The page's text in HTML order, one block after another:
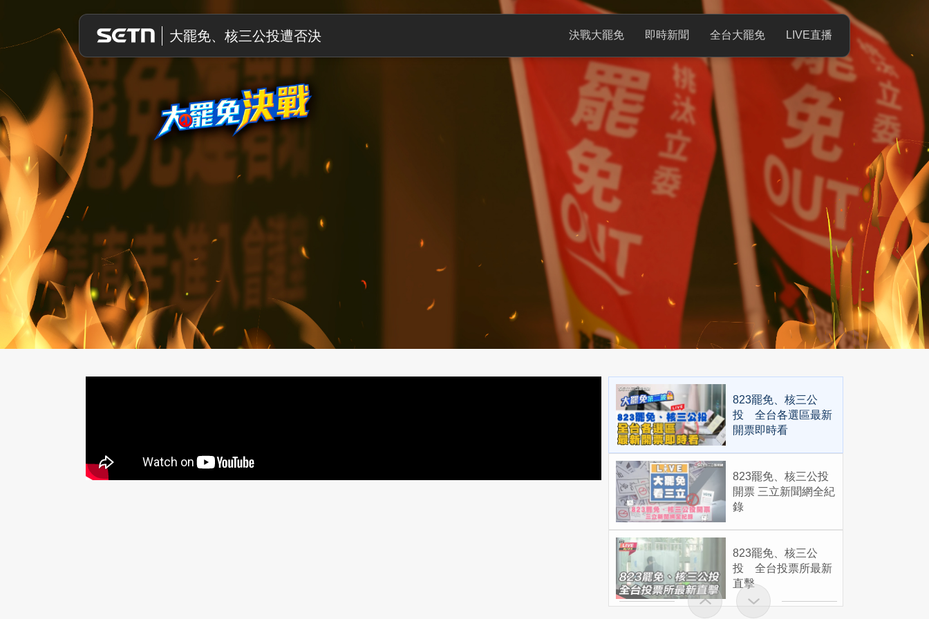
大罷免決戰
大罷免、核三公投遭否決 決戰大罷免 即時新聞 全台大罷免 LIVE直播
823罷免、核三公
投 全台各選區最新
開票即時看
823罷免、核三公投
開票 三立新聞網全紀
錄
823罷免、核三公
投 全台投票所最新
直擊